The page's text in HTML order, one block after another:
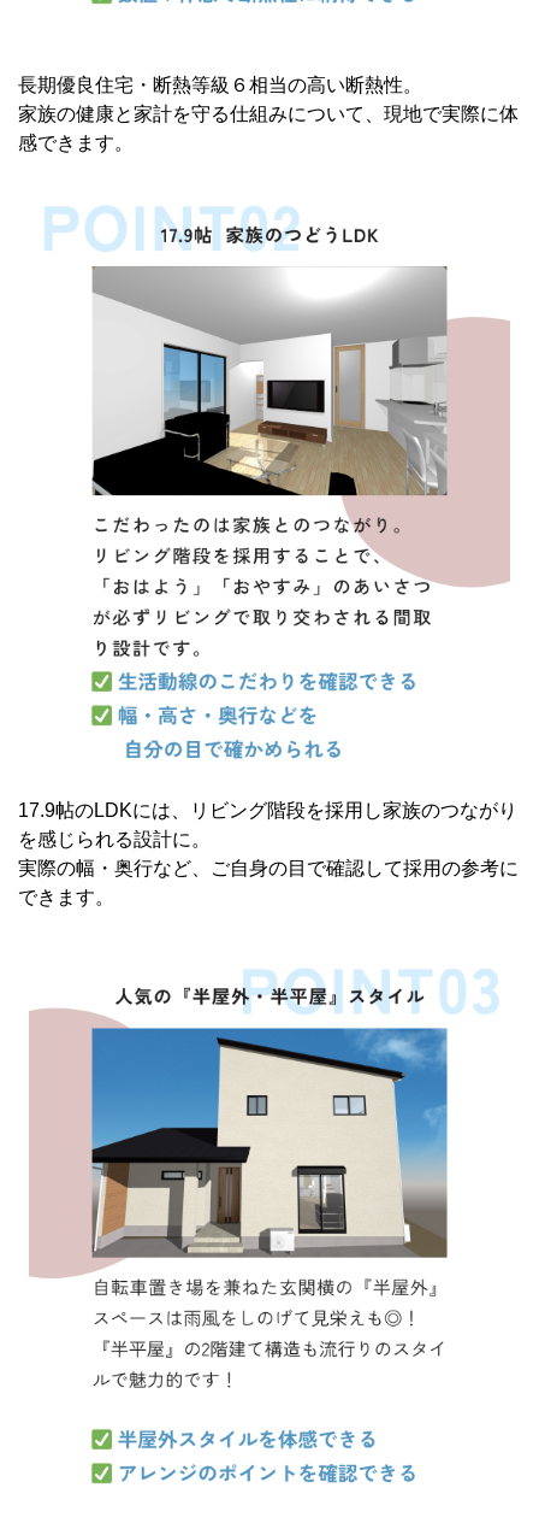
長期優良住宅・断熱等級６相当の高い断熱性。
家族の健康と家計を守る仕組みについて、現地で実際に体
感できます。
17.9帖のLDKには、リビング階段を採用し家族のつながり
を感じられる設計に。
実際の幅・奥行など、ご自身の目で確認して採用の参考に
できます。